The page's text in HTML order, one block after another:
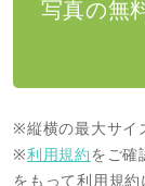
写真の無
※縦横の最大サイ
※利用規約をご確
をもって利用規約